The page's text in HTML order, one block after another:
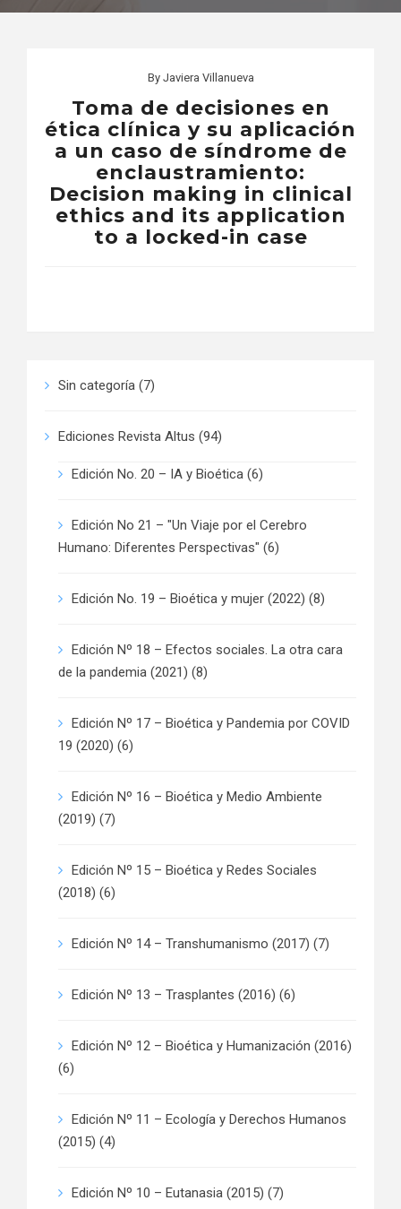
By Javiera Villanueva
Toma de decisiones en
ética clínica y su aplicación
a un caso de síndrome de
enclaustramiento:
Decision making in clinical
ethics and its application
to a locked-in case
Sin categoría (7)
Ediciones Revista Altus (94)
Edición No. 20 – IA y Bioética (6)
Edición No 21 – "Un Viaje por el Cerebro
Humano: Diferentes Perspectivas" (6)
Edición No. 19 – Bioética y mujer (2022) (8)
Edición Nº 18 – Efectos sociales. La otra cara
de la pandemia (2021) (8)
Edición Nº 17 – Bioética y Pandemia por COVID
19 (2020) (6)
Edición Nº 16 – Bioética y Medio Ambiente
(2019) (7)
Edición Nº 15 – Bioética y Redes Sociales
(2018) (6)
Edición Nº 14 – Transhumanismo (2017) (7)
Edición Nº 13 – Trasplantes (2016) (6)
Edición Nº 12 – Bioética y Humanización (2016)
(6)
Edición Nº 11 – Ecología y Derechos Humanos
(2015) (4)
Edición Nº 10 – Eutanasia (2015) (7)